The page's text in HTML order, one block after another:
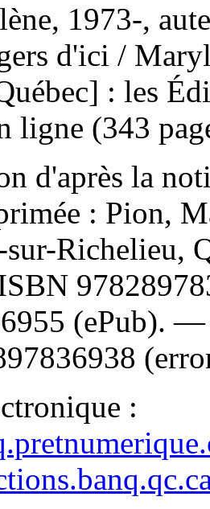
1973-,
d'ici /
: les
ligne (343
d'après la
: Pion,
sur-Richelieu,
(ePub).
: